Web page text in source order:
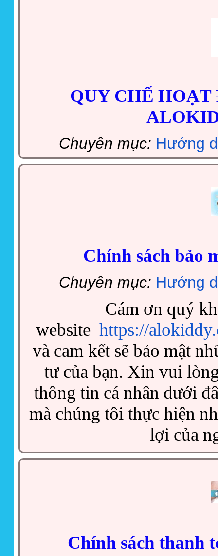
QUY CHẾ
Chuyên mục: Hướng
Chính sách bảo
Chuyên mục: Hướng
Cám ơn quý
website https://
và cam kết sẽ bảo mật
tư của bạn. Xin vui
thông tin cá nhân dưới
mà chúng tôi thực hiện
lợi của
Chính sách thanh